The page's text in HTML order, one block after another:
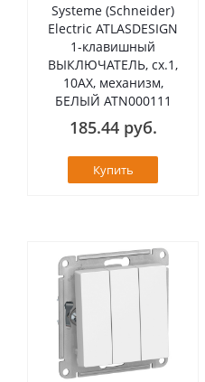
Systeme (Schneider)
Electric ATLASDESIGN
1-клавишный
ВЫКЛЮЧАТЕЛЬ, сх.1,
10АХ, механизм,
БЕЛЫЙ ATN000111
185.44 руб.
Купить